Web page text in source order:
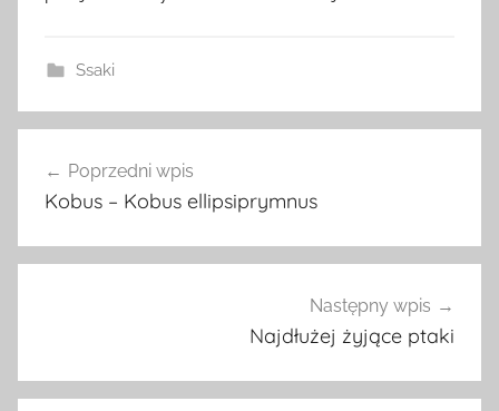
Ssaki
wpisu
Poprzedni wpis
Kobus – Kobus ellipsiprymnus
Następny wpis
Najdłużej żyjące ptaki